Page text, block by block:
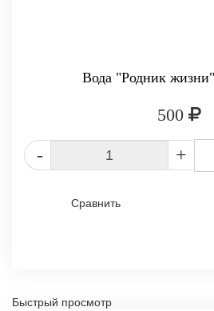
Вода "Родник
500
- +
Сравнить
Быстрый просмотр